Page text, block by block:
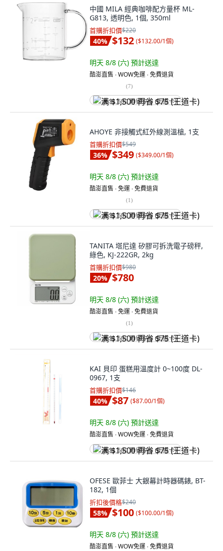
中國 MILA 經典咖啡配方量杯 ML-
G813, 透明色, 1個, 350ml
首購折扣價$220
40% $132 ($132.00/1個)
明天 8/8 (六) 預計送達
酷澎直售 ∙ WOW免運 ∙ 免費退貨
(7)
满 $1,500 再省 $75 (王道卡)
AHOYE 非接觸式紅外線測溫槍, 1支
首購折扣價$549
36% $349 ($349.00/1個)
明天 8/8 (六) 預計送達
酷澎直售 ∙ 免運 ∙ 免費退貨
(1)
满 $1,500 再省 $75 (王道卡)
TANITA 塔尼達 矽膠可拆洗電子磅秤,
綠色, KJ-222GR, 2kg
首購折扣價$980
20% $780
明天 8/8 (六) 預計送達
酷澎直售 ∙ 免運 ∙ 免費退貨
(1)
满 $1,500 再省 $75 (王道卡)
KAI 貝印 蛋糕用溫度計 0~100度 DL-
0967, 1支
首購折扣價$146
40% $87 ($87.00/1個)
明天 8/8 (六) 預計送達
酷澎直售 ∙ WOW免運 ∙ 免費退貨
满 $1,500 再省 $75 (王道卡)
OFESE 歐菲士 大銀幕計時器碼錶, BT-
182, 1個
折扣後價格$240
58% $100 ($100.00/1個)
明天 8/8 (六) 預計送達
酷澎直售 ∙ WOW免運 ∙ 免費退貨